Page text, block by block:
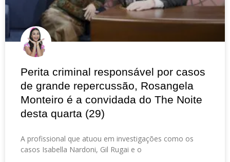
Perita criminal responsável por casos
de grande repercussão, Rosangela
Monteiro é a convidada do The Noite
desta quarta (29)
A profissional que atuou em investigações como os
casos Isabella Nardoni, Gil Rugai e o